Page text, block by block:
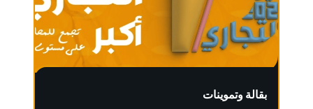
بقالة وتموينات